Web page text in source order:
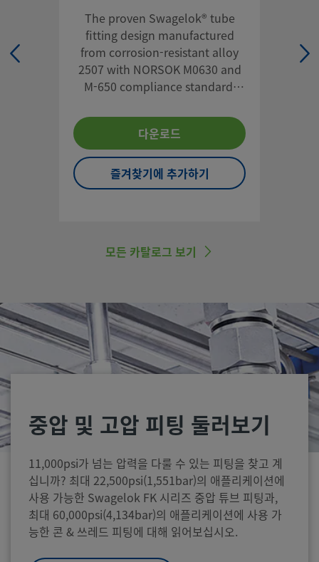
The proven Swagelok® tube
fitting design manufactured
from corrosion-resistant alloy
2507 with NORSOK M0630 and
M-650 compliance standard,
optional.
다운로드
즐겨찾기에 추가하기
모든 카탈로그 보기
중압 및 고압 피팅 둘러보기
11,000psi가 넘는 압력을 다룰 수 있는 피팅을 찾고 계
십니까? 최대 22,500psi(1,551bar)의 애플리케이션에
사용 가능한 Swagelok FK 시리즈 중압 튜브 피팅과,
최대 60,000psi(4,134bar)의 애플리케이션에 사용 가
능한 콘 & 쓰레드 피팅에 대해 읽어보십시오.